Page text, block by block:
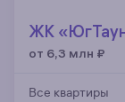
ЖК
от 6,3 млн ₽
Все квартиры